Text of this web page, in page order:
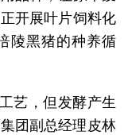
开展叶片饲料化
陵黑猪的种养循
艺，但发酵产生
团副总经理皮林​